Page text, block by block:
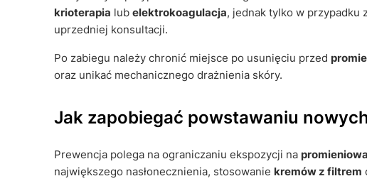
krioterapia lub elektrokoagulacja, jednak tylko w przypadku
uprzedniej konsultacji.
Po zabiegu należy chronić miejsce po usunięciu przed
oraz unikać mechanicznego drażnienia skóry.
Jak zapobiegać powstawaniu
Prewencja polega na ograniczaniu ekspozycji na
największego nasłonecznienia, stosowanie kremów z filtrem